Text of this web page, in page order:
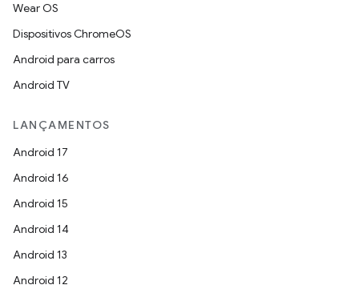
Wear OS
Dispositivos ChromeOS
Android para carros
Android TV
LANÇAMENTOS
Android 17
Android 16
Android 15
Android 14
Android 13
Android 12